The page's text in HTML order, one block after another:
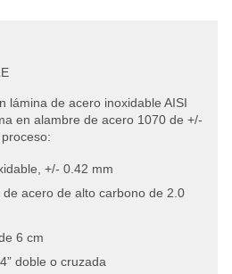
lámina de acero inoxidable AISI
en alambre de acero 1070 de +/-
+/- 0.42 mm
acero de alto carbono de 2.0
6 cm
doble o cruzada